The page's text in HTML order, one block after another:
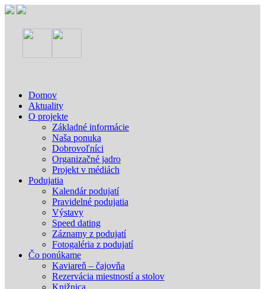
Domov
Aktuality
O projekte
Základné informácie
Naša ponuka
Dobrovoľníci
Organizačné jadro
Projekt v médiách
Podujatia
Kalendár podujatí
Pravidelné podujatia
Výstavy
Speed dating
Záznamy z podujatí
Fotogaléria z podujatí
Čo ponúkame
Kaviareň – čajovňa
Rezervácia miestností a stolov
Knižnica